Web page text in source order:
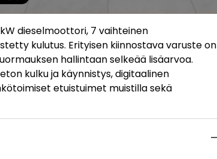
dieselmoottori, 7 vaihteinen
kulutus. Erityisen kiinnostava varuste on
hallintaan selkeää lisäarvoa.
kulku ja käynnistys, digitaalinen
etuistuimet muistilla sekä